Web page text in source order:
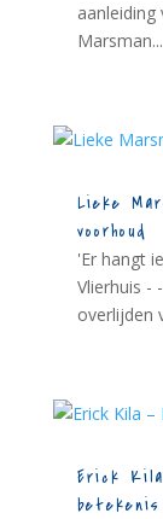
aanleiding
Lieke
voorhoud
'Er hangt
Vlierhuis -
overlijden
Erick
betekenis